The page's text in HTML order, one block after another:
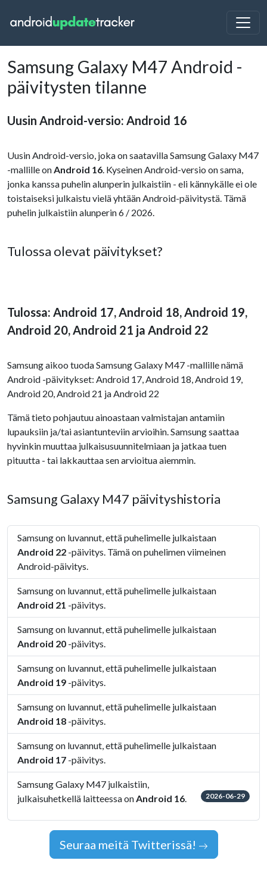
Samsung Galaxy M47 Android -
päivitysten tilanne
Uusin Android-versio: Android 16
Uusin Android-versio, joka on saatavilla Samsung Galaxy M47
-mallille onAndroid 16. Kyseinen Android-versio on sama,
jonka kanssa puhelin alunperin julkaistiin - eli kännykälle ei ole
toistaiseksi julkaistu vielä yhtään Android-päivitystä. Tämä
puhelin julkaistiin alunperin 6 / 2026.
Tulossa olevat päivitykset?
Tulossa: Android 17, Android 18, Android 19,
Android 20, Android 21 ja Android 22
Samsung aikoo tuoda Samsung Galaxy M47 -mallille nämä
Android -päivitykset: Android 17, Android 18, Android 19,
Android 20, Android 21 ja Android 22
Tämä tieto pohjautuu ainoastaan valmistajan antamiin
lupauksiin ja/tai asiantunteviin arvioihin. Samsung saattaa
hyvinkin muuttaa julkaisusuunnitelmiaan ja jatkaa tuen
pituutta - tai lakkauttaa sen arvioitua aiemmin.
Samsung Galaxy M47 päivityshistoria
Samsung on luvannut, että puhelimelle julkaistaan
Android 22 -päivitys. Tämä on puhelimen viimeinen
Android-päivitys.
Samsung on luvannut, että puhelimelle julkaistaan
Android 21 -päivitys.
Samsung on luvannut, että puhelimelle julkaistaan
Android 20 -päivitys.
Samsung on luvannut, että puhelimelle julkaistaan
Android 19 -päivitys.
Samsung on luvannut, että puhelimelle julkaistaan
Android 18 -päivitys.
Samsung on luvannut, että puhelimelle julkaistaan
Android 17 -päivitys.
Samsung Galaxy M47 julkaistiin,
julkaisuhetkellä laitteessa onAndroid 16. 2026-06-29
Seuraa meitä Twitterissä!